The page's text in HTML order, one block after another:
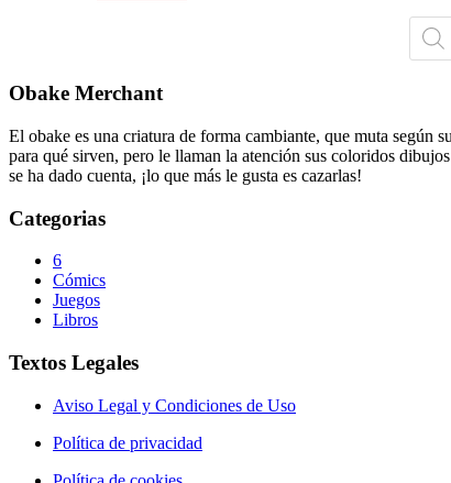
de
Obake Merchant
El obake es una criatura de forma cambiante, que muta según
para qué sirven, pero le llaman la atención sus coloridos
se ha dado cuenta, ¡lo que más le gusta es cazarlas!
Categorias
6
Cómics
Juegos
Libros
Textos Legales
Aviso Legal y Condiciones de Uso
Política de privacidad